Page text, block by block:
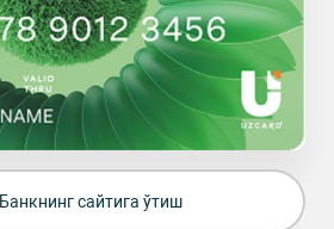
Банкнинг сайтига ўтиш